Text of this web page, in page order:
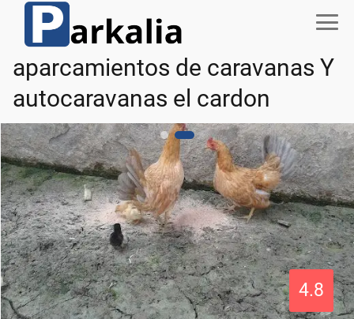
aparcamientos de caravanas Y
autocaravanas el cardon
4.8